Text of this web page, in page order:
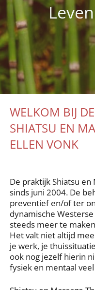
WELKOM BIJ
SHIATSU EN
ELLEN VONK
De praktijk Shiatsu en
sinds juni 2004. De
preventief en/of ter
dynamische
steeds meer te
Het valt niet altijd
je werk, je
ook nog jezelf hierin
fysiek en mentaal